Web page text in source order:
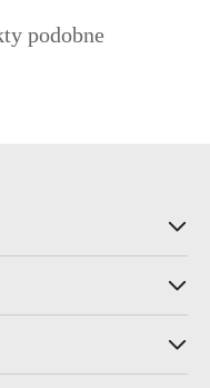
podobne